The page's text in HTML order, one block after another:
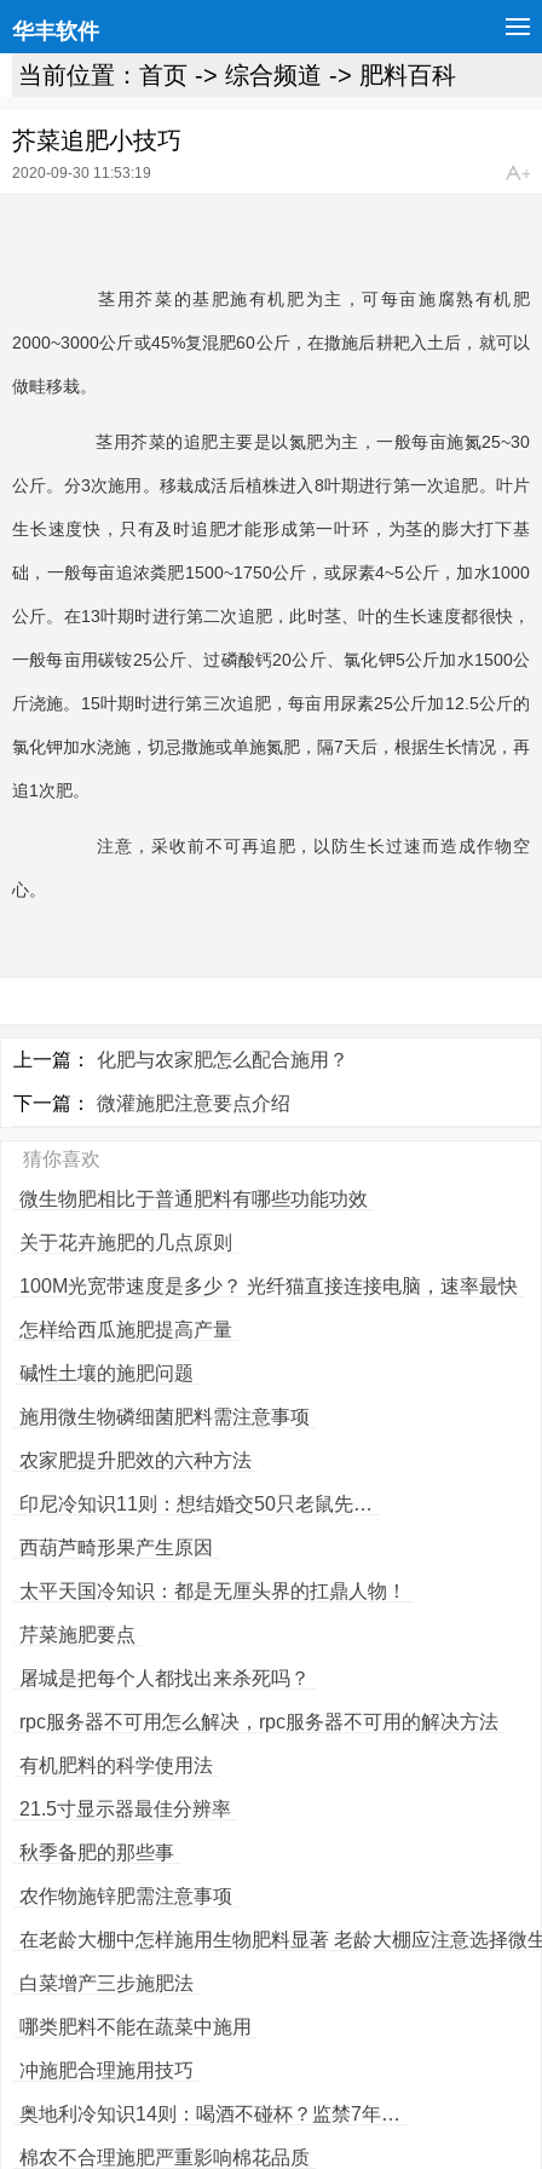
华丰软件
当前位置： 首页 -> 综合频道 -> 肥料百科
芥菜追肥小技巧
2020-09-30 11:53:19
茎用芥菜的基肥施有机肥为主，可每亩施腐熟有机肥
2000~3000公斤或45%复混肥60公斤，在撒施后耕耙入土后，就可以
做畦移栽。
茎用芥菜的追肥主要是以氮肥为主，一般每亩施氮25~30
公斤。分3次施用。移栽成活后植株进入8叶期进行第一次追肥。叶片
生长速度快，只有及时追肥才能形成第一叶环，为茎的膨大打下基
础，一般每亩追浓粪肥1500~1750公斤，或尿素4~5公斤，加水1000
公斤。在13叶期时进行第二次追肥，此时茎、叶的生长速度都很快，
一般每亩用碳铵25公斤、过磷酸钙20公斤、氯化钾5公斤加水1500公
斤浇施。15叶期时进行第三次追肥，每亩用尿素25公斤加12.5公斤的
氯化钾加水浇施，切忌撒施或单施氮肥，隔7天后，根据生长情况，再
追1次肥。
注意，采收前不可再追肥，以防生长过速而造成作物空
心。
上一篇： 化肥与农家肥怎么配合施用？
下一篇： 微灌施肥注意要点介绍
猜你喜欢
微生物肥相比于普通肥料有哪些功能功效
关于花卉施肥的几点原则
100M光宽带速度是多少？ 光纤猫直接连接电脑，速率最快
怎样给西瓜施肥提高产量
碱性土壤的施肥问题
施用微生物磷细菌肥料需注意事项
农家肥提升肥效的六种方法
印尼冷知识11则：想结婚交50只老鼠先…
西葫芦畸形果产生原因
太平天国冷知识：都是无厘头界的扛鼎人物！
芹菜施肥要点
屠城是把每个人都找出来杀死吗？
rpc服务器不可用怎么解决，rpc服务器不可用的解决方法
有机肥料的科学使用法
21.5寸显示器最佳分辨率
秋季备肥的那些事
农作物施锌肥需注意事项
在老龄大棚中怎样施用生物肥料显著 老龄大棚应注意选择微
白菜增产三步施肥法
哪类肥料不能在蔬菜中施用
冲施肥合理施用技巧
奥地利冷知识14则：喝酒不碰杯？监禁7年…
棉农不合理施肥严重影响棉花品质